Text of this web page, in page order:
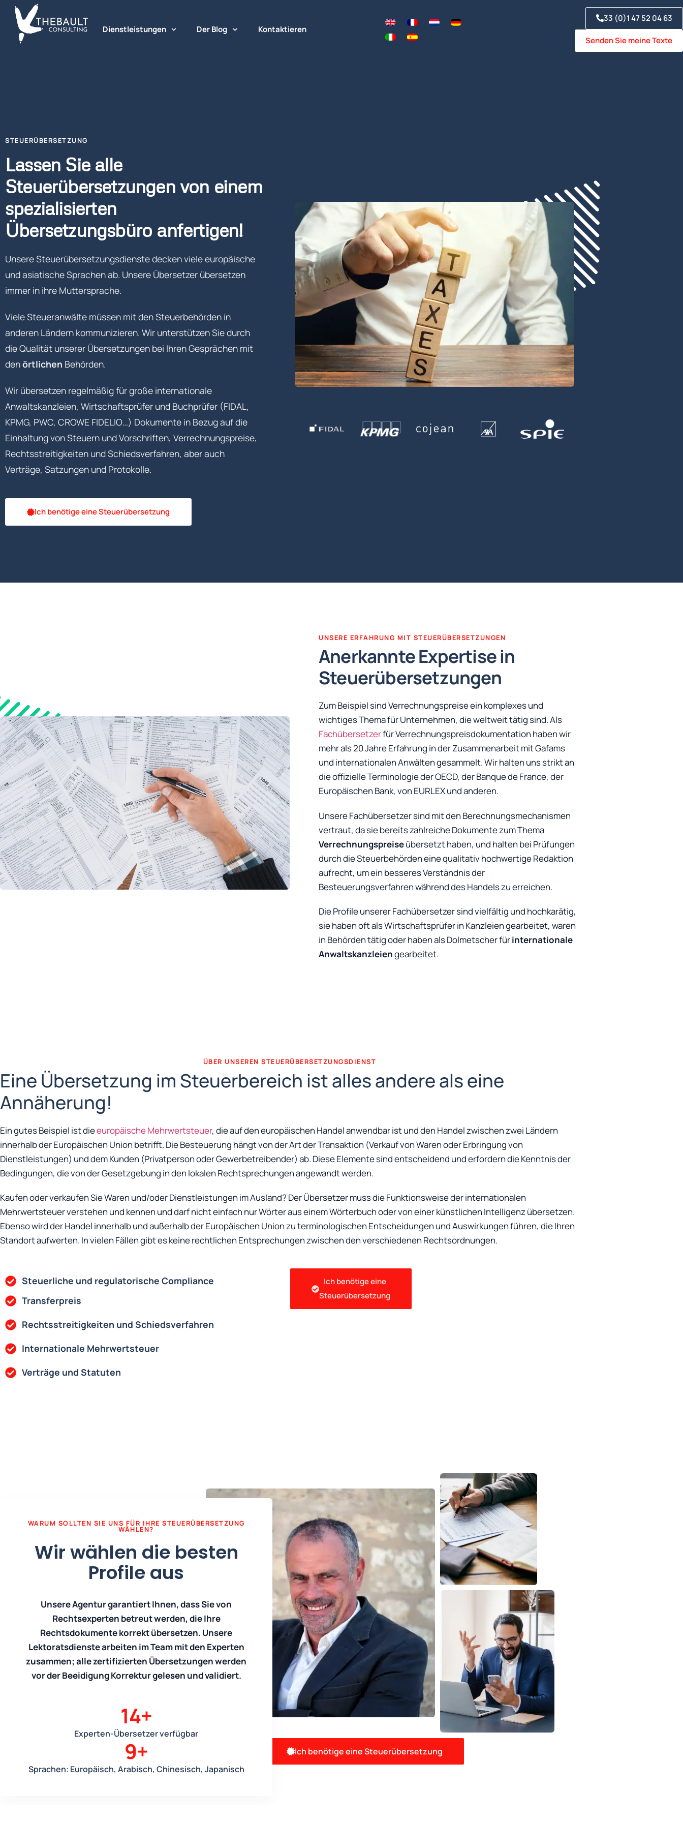
Dienstleistungen Der Blog Kontaktieren
33 (0)1 47 52 04 63
Senden Sie meine Texte
STEUERÜBERSETZUNG
Lassen Sie alle
Steuerübersetzungen von einem
spezialisierten
Übersetzungsbüro anfertigen!
Unsere Steuerübersetzungsdienste decken viele europäische
und asiatische Sprachen ab. Unsere Übersetzer übersetzen
immer in ihre Muttersprache.
Viele Steueranwälte müssen mit den Steuerbehörden in
anderen Ländern kommunizieren. Wir unterstützen Sie durch
die Qualität unserer Übersetzungen bei Ihren Gesprächen mit
denörtlichen Behörden.
Wir übersetzen regelmäßig für große internationale
Anwaltskanzleien, Wirtschaftsprüfer und Buchprüfer (FIDAL,
KPMG, PWC, CROWE FIDELIO…) Dokumente in Bezug auf die
Einhaltung von Steuern und Vorschriften, Verrechnungspreise,
Rechtsstreitigkeiten und Schiedsverfahren, aber auch
Verträge, Satzungen und Protokolle.
Ich benötige eine Steuerübersetzung
UNSERE ERFAHRUNG MIT STEUERÜBERSETZUNGEN
Anerkannte Expertise in
Steuerübersetzungen
Zum Beispiel sind Verrechnungspreise ein komplexes und
wichtiges Thema für Unternehmen, die weltweit tätig sind. Als
Fachübersetzerfür Verrechnungspreisdokumentation haben wir
mehr als 20 Jahre Erfahrung in der Zusammenarbeit mit Gafams
und internationalen Anwälten gesammelt. Wir halten uns strikt an
die offizielle Terminologie der OECD, der Banque de France, der
Europäischen Bank, von EURLEX und anderen.
Unsere Fachübersetzer sind mit den Berechnungsmechanismen
vertraut, da sie bereits zahlreiche Dokumente zum Thema
Verrechnungspreiseübersetzt haben, und halten bei Prüfungen
durch die Steuerbehörden eine qualitativ hochwertige Redaktion
aufrecht, um ein besseres Verständnis der
Besteuerungsverfahren während des Handels zu erreichen.
Die Profile unserer Fachübersetzer sind vielfältig und hochkarätig,
sie haben oft als Wirtschaftsprüfer in Kanzleien gearbeitet, waren
in Behörden tätig oder haben als Dolmetscher fürinternationale
Anwaltskanzleiengearbeitet.
ÜBER UNSEREN STEUERÜBERSETZUNGSDIENST
Eine Übersetzung im Steuerbereich ist alles andere als eine
Annäherung!
Ein gutes Beispiel ist dieeuropäische Mehrwertsteuer, die auf den europäischen Handel anwendbar ist und den Handel zwischen zwei Ländern
innerhalb der Europäischen Union betrifft. Die Besteuerung hängt von der Art der Transaktion (Verkauf von Waren oder Erbringung von
Dienstleistungen) und dem Kunden (Privatperson oder Gewerbetreibender) ab. Diese Elemente sind entscheidend und erfordern die Kenntnis der
Bedingungen, die von der Gesetzgebung in den lokalen Rechtsprechungen angewandt werden.
Kaufen oder verkaufen Sie Waren und/oder Dienstleistungen im Ausland? Der Übersetzer muss die Funktionsweise der internationalen
Mehrwertsteuer verstehen und kennen und darf nicht einfach nur Wörter aus einem Wörterbuch oder von einer künstlichen Intelligenz übersetzen.
Ebenso wird der Handel innerhalb und außerhalb der Europäischen Union zu terminologischen Entscheidungen und Auswirkungen führen, die Ihren
Standort aufwerten. In vielen Fällen gibt es keine rechtlichen Entsprechungen zwischen den verschiedenen Rechtsordnungen.
Steuerliche und regulatorische Compliance
Transferpreis
Rechtsstreitigkeiten und Schiedsverfahren
Internationale Mehrwertsteuer
Verträge und Statuten
Ich benötige eine
Steuerübersetzung
WARUM SOLLTEN SIE UNS FÜR IHRE STEUERÜBERSETZUNG
WÄHLEN?
Wir wählen die besten
Profile aus
Unsere Agentur garantiert Ihnen, dass Sie von
Rechtsexperten betreut werden, die Ihre
Rechtsdokumente korrekt übersetzen. Unsere
Lektoratsdienste arbeiten im Team mit den Experten
zusammen; alle zertifizierten Übersetzungen werden
vor der Beeidigung Korrektur gelesen und validiert.
Experten-Übersetzer verfügbar
15+
Sprachen: Europäisch, Arabisch, Chinesisch, Japanisch
10+ Ich benötige eine Steuerübersetzung